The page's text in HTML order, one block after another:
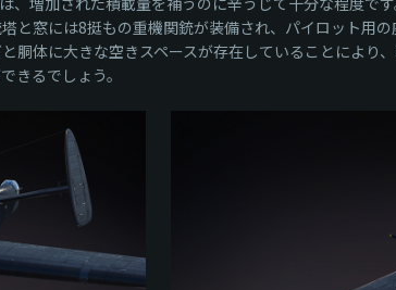
と窓には8挺もの重機関銃が装備され、パイロット用
胴体に大きな空きスペースが存在していることにより
きるでしょう。